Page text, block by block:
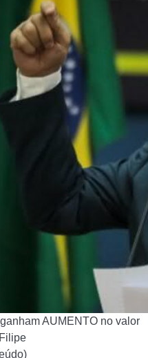
AUMENTO no valor